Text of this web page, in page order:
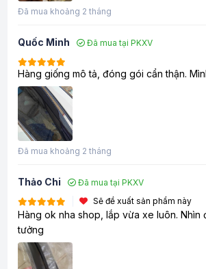
Đã mua khoảng 2 tháng
Quốc Minh Đã mua tại PKXV
Hàng giống mô tả, đóng gói cẩn thận.
Đã mua khoảng 2 tháng
Thảo Chi
Đã mua tại PKXV
Sẽ đề xuất sản phẩm này
Hàng ok nha shop, lắp vừa xe luôn. Nhìn
tưởng